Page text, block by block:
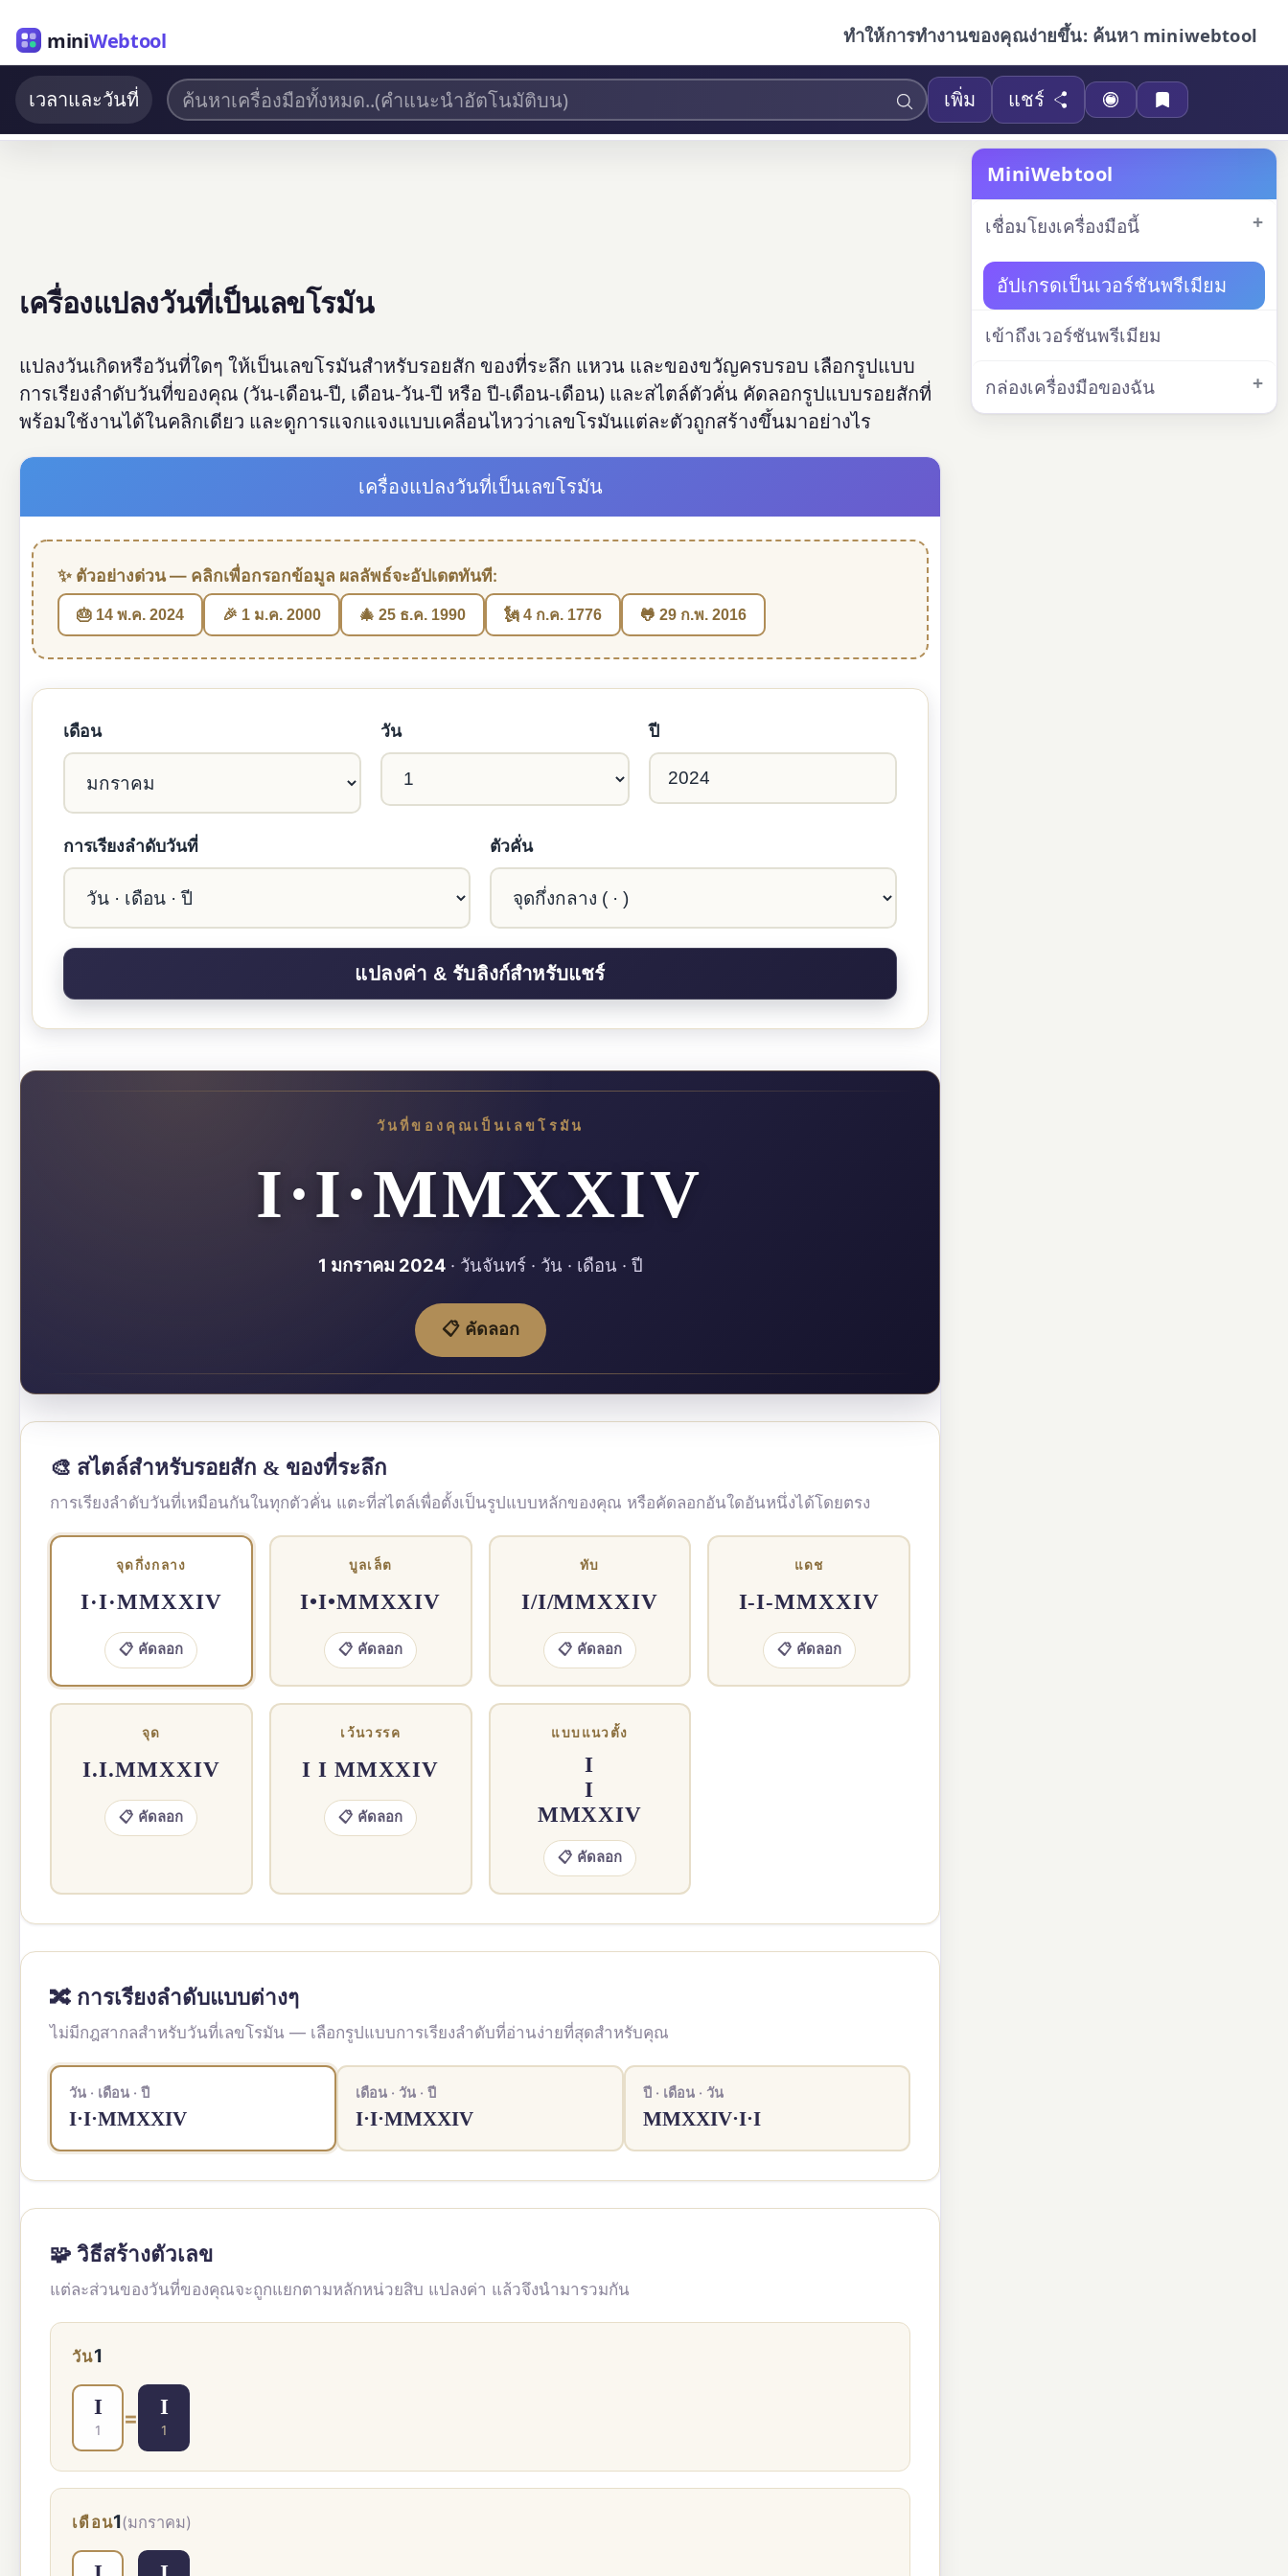
miniWebtool ทำให้การทำงานของคุณง่ายขึ้น: ค้นหา miniwebtool
เวลาและวันที่ เพิ่ม แชร์
เครื่องแปลงวันที่เป็นเลขโรมัน
แปลงวันเกิดหรือวันที่ใดๆ ให้เป็นเลขโรมันสำหรับรอยสัก ของที่ระลึก แหวน และของขวัญครบรอบ เลือกรูปแบบ
การเรียงลำดับวันที่ของคุณ (วัน-เดือน-ปี, เดือน-วัน-ปี หรือ ปี-เดือน-เดือน) และสไตล์ตัวคั่น คัดลอกรูปแบบรอยสักที่
พร้อมใช้งานได้ในคลิกเดียว และดูการแจกแจงแบบเคลื่อนไหวว่าเลขโรมันแต่ละตัวถูกสร้างขึ้นมาอย่างไร
เครื่องแปลงวันที่เป็นเลขโรมัน
✨ ตัวอย่างด่วน — คลิกเพื่อกรอกข้อมูล ผลลัพธ์จะอัปเดตทันที:
🎂 14 พ.ค. 2024 🎉 1 ม.ค. 2000 🎄 25 ธ.ค. 1990 🗽 4 ก.ค. 1776 🐸 29 ก.พ. 2016
เดือน วัน ปี
การเรียงลำดับวันที่ ตัวคั่น
วันที่ของคุณเป็นเลขโรมัน
I·I·MMXXIV
1 มกราคม 2024· วันจันทร์ · วัน · เดือน · ปี
📋 คัดลอก
🎨 สไตล์สำหรับรอยสัก & ของที่ระลึก
การเรียงลำดับวันที่เหมือนกันในทุกตัวคั่น แตะที่สไตล์เพื่อตั้งเป็นรูปแบบหลักของคุณ หรือคัดลอกอันใดอันหนึ่งได้โดยตรง
จุดกึ่งกลาง
I·I·MMXXIV
📋 คัดลอก
บูลเล็ต
I•I•MMXXIV
📋 คัดลอก
ทับ
I/I/MMXXIV
📋 คัดลอก
แดช
I-I-MMXXIV
📋 คัดลอก
จุด
I.I.MMXXIV
📋 คัดลอก
เว้นวรรค
I I MMXXIV
📋 คัดลอก
แบบแนวตั้ง
I
I
MMXXIV
📋 คัดลอก
🔀 การเรียงลำดับแบบต่างๆ
ไม่มีกฎสากลสำหรับวันที่เลขโรมัน — เลือกรูปแบบการเรียงลำดับที่อ่านง่ายที่สุดสำหรับคุณ
วัน · เดือน · ปี
I·I·MMXXIV
เดือน · วัน · ปี
I·I·MMXXIV
ปี · เดือน · วัน
MMXXIV·I·I
🧩 วิธีสร้างตัวเลข
แต่ละส่วนของวันที่ของคุณจะถูกแยกตามหลักหน่วยสิบ แปลงค่า แล้วจึงนำมารวมกัน
วัน1
I
1
= I
1
เดือน1(มกราคม)
MiniWebtool
เชื่อมโยงเครื่องมือนี้
อัปเกรดเป็นเวอร์ชันพรีเมียม
เข้าถึงเวอร์ชันพรีเมียม
กล่องเครื่องมือของฉัน